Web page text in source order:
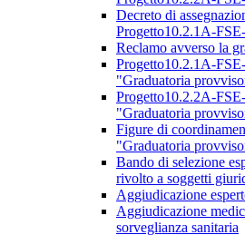
Decreto di
Progetto10.2.1A-
Reclamo avverso la
Progetto10.2.1A-
"Graduatoria
Progetto10.2.2A-
"Graduatoria
Figure di
"Graduatoria
Bando di selezione
rivolto a soggetti
Aggiudicazione
Aggiudicazione
sorveglianza sanitaria